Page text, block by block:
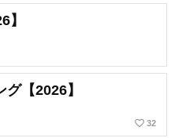
】
【2026】
favorite_border 32